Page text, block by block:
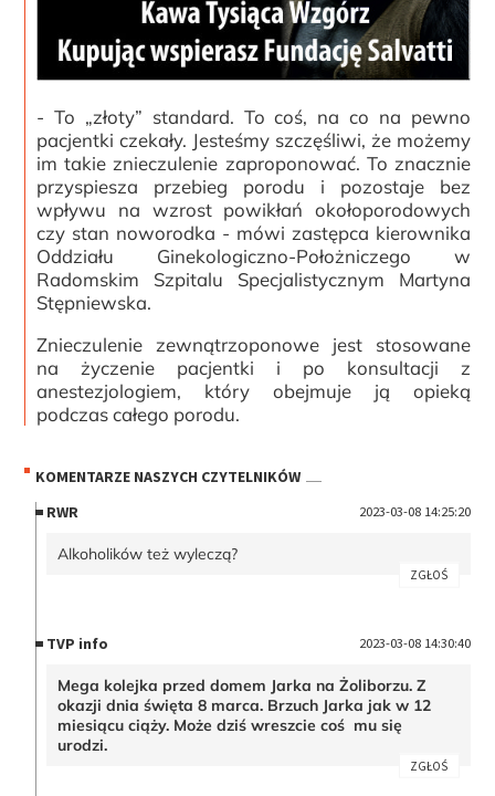
- To „złoty” standard. To coś, na co na pewno
pacjentki czekały. Jesteśmy szczęśliwi, że możemy
im takie znieczulenie zaproponować. To znacznie
przyspiesza przebieg porodu i pozostaje bez
wpływu na wzrost powikłań okołoporodowych
czy stan noworodka - mówi zastępca kierownika
Oddziału Ginekologiczno-Położniczego w
Radomskim Szpitalu Specjalistycznym Martyna
Stępniewska.
Znieczulenie zewnątrzoponowe jest stosowane
na życzenie pacjentki i po konsultacji z
anestezjologiem, który obejmuje ją opieką
podczas całego porodu.
KOMENTARZE NASZYCH CZYTELNIKÓW
RWR
2023-03-08 14:25:20
Alkoholików też wyleczą?
ZGŁOŚ
TVP info 2023-03-08 14:30:40
Mega kolejka przed domem Jarka na Żoliborzu. Z
okazji dnia święta 8 marca. Brzuch Jarka jak w 12
miesiącu ciąży. Może dziś wreszcie coś mu się
urodzi.
ZGŁOŚ